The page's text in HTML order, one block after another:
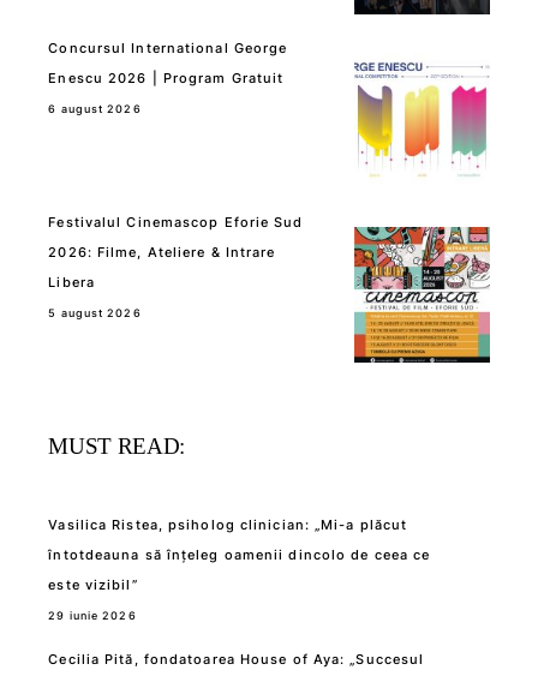
Concursul International George
Enescu 2026 | Program Gratuit
6 august 2026
Festivalul Cinemascop Eforie Sud
2026: Filme, Ateliere & Intrare
Libera
5 august 2026
MUST READ:
Vasilica Ristea, psiholog clinician: „Mi-a plăcut
întotdeauna să înțeleg oamenii dincolo de ceea ce
este vizibil”
29 iunie 2026
Cecilia Pită, fondatoarea House of Aya: „Succesul